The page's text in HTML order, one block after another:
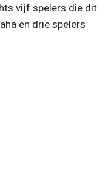
vijf spelers die dit
en drie spelers